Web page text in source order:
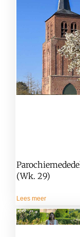
(wk. 29)
Lees meer